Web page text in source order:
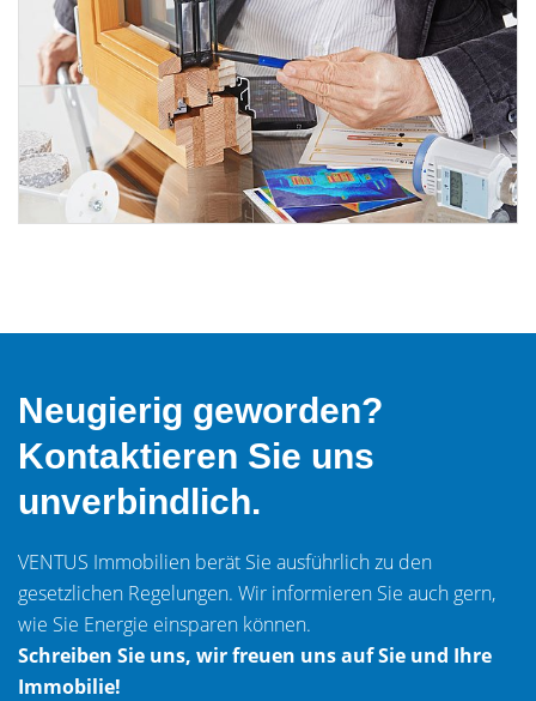
Neugierig geworden?
Kontaktieren Sie uns
unverbindlich.
VENTUS Immobilien berät Sie ausführlich zu den
gesetzlichen Regelungen. Wir informieren Sie auch gern,
wie Sie Energie einsparen können.
Schreiben Sie uns, wir freuen uns auf Sie und Ihre
Immobilie!